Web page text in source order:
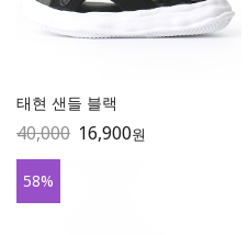
태현 샌들 블랙
40,000 16,900원
58%